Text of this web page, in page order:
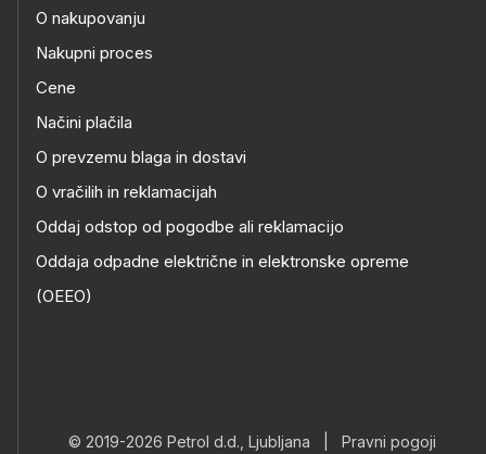
O nakupovanju
Nakupni proces
Cene
Načini plačila
O prevzemu blaga in dostavi
O vračilih in reklamacijah
Oddaj odstop od pogodbe ali reklamacijo
Oddaja odpadne električne in elektronske opreme
(OEEO)
© 2019-2026 Petrol d.d., Ljubljana Pravni pogoji